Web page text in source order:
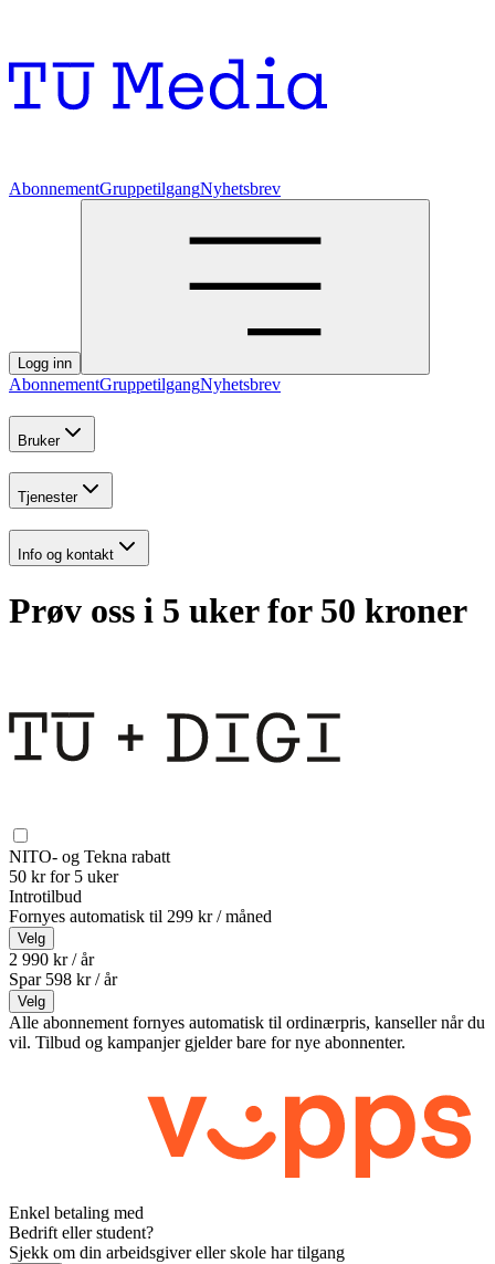
AbonnementGruppetilgangNyhetsbrev
Logg inn
AbonnementGruppetilgangNyhetsbrev
Bruker
Tjenester
Info og kontakt
Prøv oss i 5 uker for 50 kroner
NITO- og Tekna rabatt
50 kr for 5 uker
Introtilbud
Fornyes automatisk til 299 kr / måned
Velg
2 990 kr / år
Spar 598 kr /år
Velg
Alle abonnement fornyes automatisk til ordinærpris, kanseller når du
vil. Tilbud og kampanjer gjelder bare for nye abonnenter.
Enkel betaling med
Bedrift eller student?
Sjekk om din arbeidsgiver eller skole har tilgang